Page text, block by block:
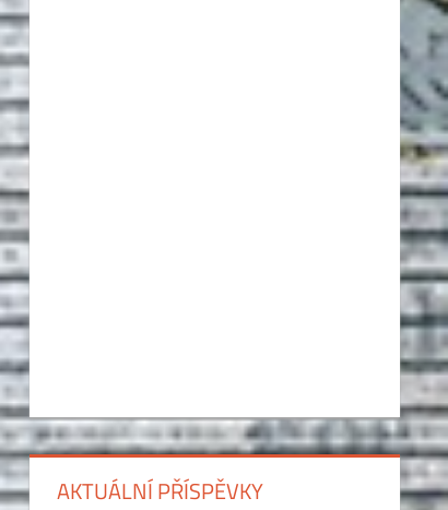
AKTUÁLNÍ PŘÍSPĚVKY